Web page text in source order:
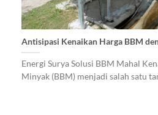
Antisipasi Kenaikan Harga BBM
Energi Surya Solusi BBM Mahal
Minyak (BBM) menjadi salah satu